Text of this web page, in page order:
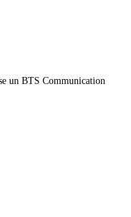
un BTS Communication